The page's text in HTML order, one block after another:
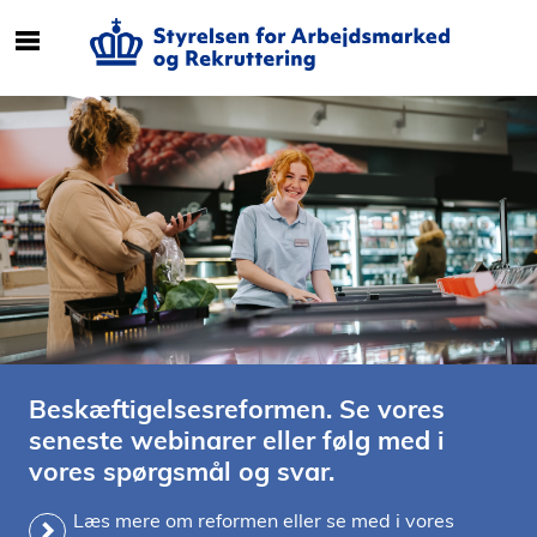
g
e
t
e
r
n
h
l
d
p
s
Beskæftigelsesreformen. Se vores
seneste webinarer eller følg med i
vores spørgsmål og svar.
Læs mere om reformen eller se med i vores